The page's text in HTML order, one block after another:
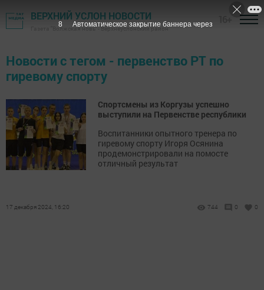
ВЕРХНИЙ УСЛОН НОВОСТИ
Газета "Волжская новь" - Верхнеуслонский район
Новости с тегом - первенство РТ по
гиревому спорту
Спортсмены из Коргузы успешно
выступили на Первенстве республики
Воспитанники опытного тренера по
гиревому спорту Игоря Осянина
продемонстрировали на помосте
отличный результат
17 декабря 2024, 16:20 744 0 0
7 Автоматическое закрытие баннера через